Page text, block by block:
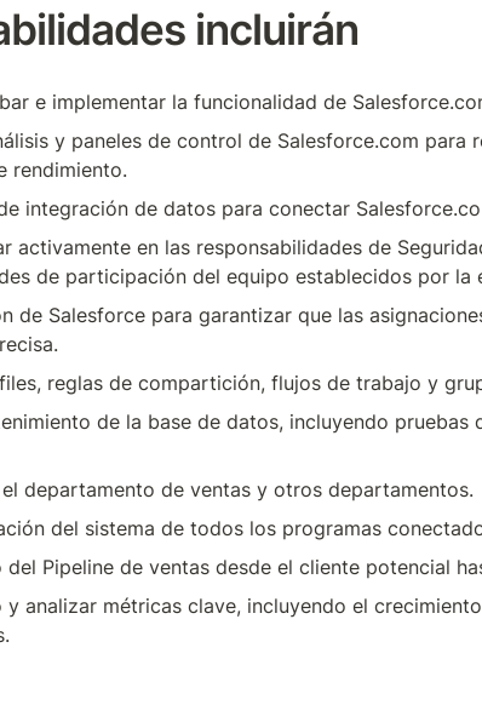
incluirán
e implementar la funcionalidad de
y paneles de control de Salesforce.com
rendimiento.
integración de datos para conectar
activamente en las responsabilidades de
de participación del equipo establecidos por la
de Salesforce para garantizar que las
reglas de compartición, flujos de trabajo y
de la base de datos, incluyendo
departamento de ventas y otros departamentos.
del sistema de todos los programas
del Pipeline de ventas desde el cliente potencial
y analizar métricas clave, incluyendo el